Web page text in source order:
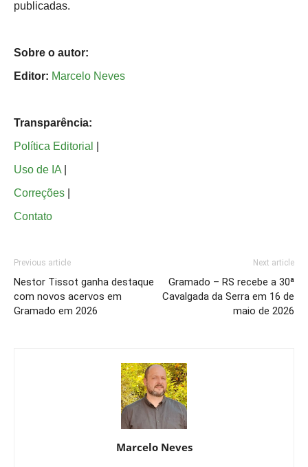
publicadas.
Sobre o autor:
Editor: Marcelo Neves
Transparência:
Política Editorial
Uso de IA
Correções
Contato
Previous article
Nestor Tissot ganha destaque
com novos acervos em
Gramado em 2026
Next article
Gramado – RS recebe a 30ª
Cavalgada da Serra em 16 de
maio de 2026
Marcelo Neves